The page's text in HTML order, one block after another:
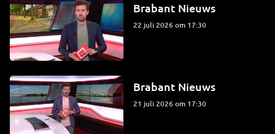
Brabant Nieuws
22 juli 2026 om 17:30
Brabant Nieuws
21 juli 2026 om 17:30